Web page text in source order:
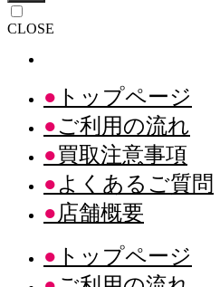
CLOSE
トップページ
ご利用の流れ
買取注意事項
よくあるご質問
店舗概要
トップページ